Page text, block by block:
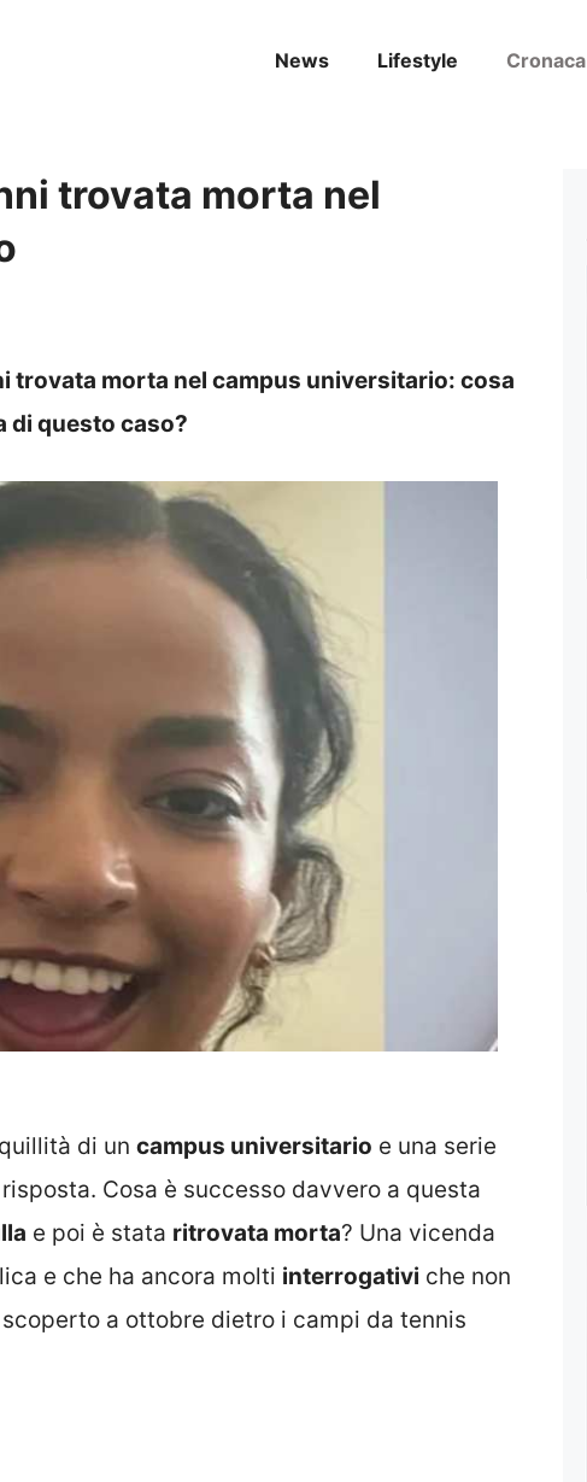
News Lifestyle Cronaca
trovata morta nel
trovata morta nel campus universitario: cosa
di questo caso?
di un campus universitario e una serie
Cosa è successo davvero a questa
e poi è stata ritrovata morta? Una vicenda
e che ha ancora molti interrogativi che non
a ottobre dietro i campi da tennis